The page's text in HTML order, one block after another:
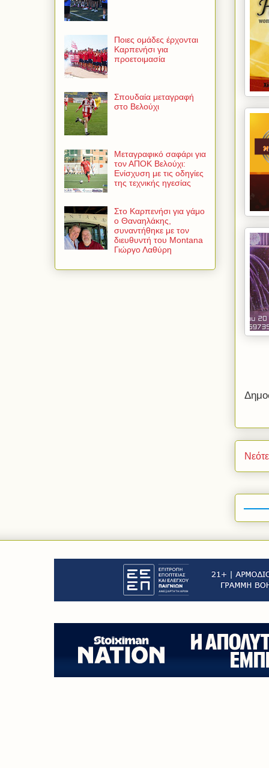
Ποιες ομάδες έρχονται
Καρπενήσι για
προετοιμασία
Σπουδαία μεταγραφή
στο Βελούχι
Μεταγραφικό σαφάρι για
τον ΑΠΟΚ Βελούχι:
Ενίσχυση με τις οδηγίες
της τεχνικής ηγεσίας
Στο Καρπενήσι για γάμο
ο Θαναηλάκης,
συναντήθηκε με τον
διευθυντή του Montana
Γιώργο Λαθύρη